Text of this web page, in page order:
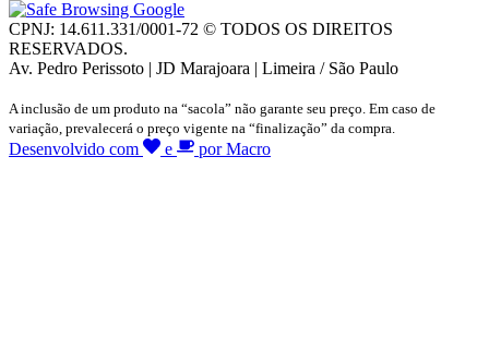
CPNJ: 14.611.331/0001-72 © TODOS OS DIREITOS
RESERVADOS.
Av. Pedro Perissoto | JD Marajoara | Limeira / São Paulo
A inclusão de um produto na “sacola” não garante seu preço. Em caso de
variação, prevalecerá o preço vigente na “finalização” da compra.
Desenvolvido com e por Macro